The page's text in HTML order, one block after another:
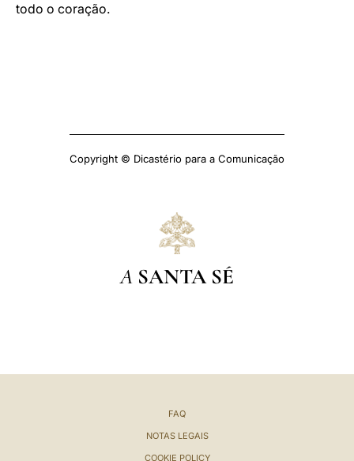
todo o coração.
Copyright © Dicastério para a Comunicação
A SANTA SÉ
FAQ
NOTAS LEGAIS
COOKIE POLICY